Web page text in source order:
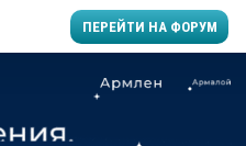
ПЕРЕЙТИ НА ФОРУМ